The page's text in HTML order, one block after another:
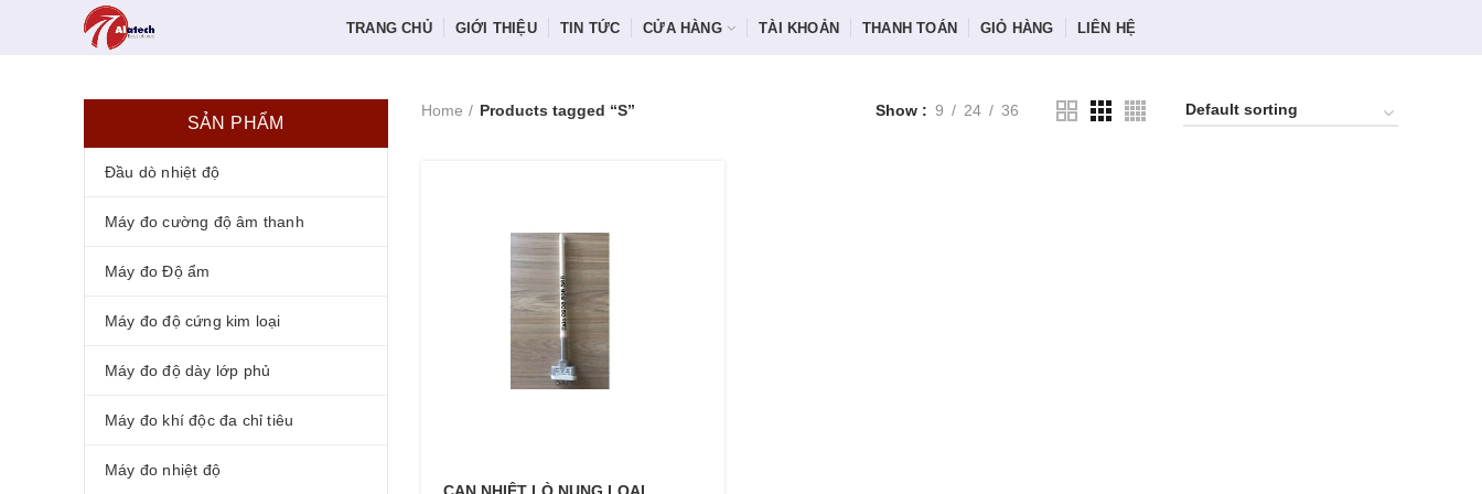
TRANG CHỦ GIỚI THIỆU TIN TỨC CỬA HÀNG TÀI KHOẢN THANH TOÁN GIỎ HÀNG LIÊN HỆ
Home Products tagged “S” Show 9 24 36
SẢN PHẨM
Đầu dò nhiệt độ
Máy đo cường độ âm thanh
Máy đo Độ ẩm
Máy đo độ cứng kim loại
Máy đo độ dày lớp phủ
Máy đo khí độc đa chỉ tiêu
Máy đo nhiệt độ